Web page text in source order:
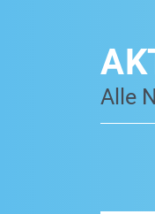
Alle